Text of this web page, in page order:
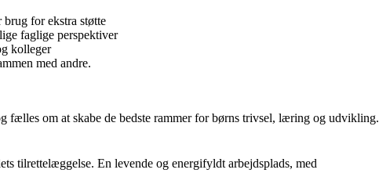
for ekstra støtte
faglige perspektiver
kolleger
med andre.
fælles om at skabe de bedste rammer for børns trivsel, læring og udvikling.
tilrettelæggelse. En levende og energifyldt arbejdsplads, med